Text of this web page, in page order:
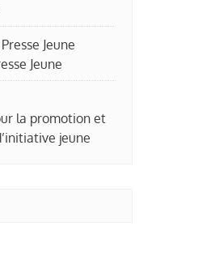
Jeune
Jeune
la promotion et
jeune